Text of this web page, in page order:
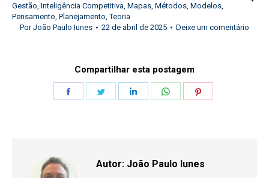
Gestão, Inteligência Competitiva, Mapas, Métodos, Modelos,
Pensamento, Planejamento,Teoria
PorJoão Paulo Iunes 22 de abril de 2025 Deixe um comentário
Compartilhar esta postagem
Autor: João Paulo Iunes